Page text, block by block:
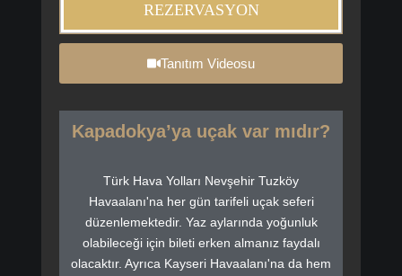
REZERVASYON
Tanıtım Videosu
Kapadokya’ya uçak var mıdır?
Türk Hava Yolları Nevşehir Tuzköy
Havaalanı'na her gün tarifeli uçak seferi
düzenlemektedir. Yaz aylarında yoğunluk
olabileceği için bileti erken almanız faydalı
olacaktır. Ayrıca Kayseri Havaalanı'na da hem